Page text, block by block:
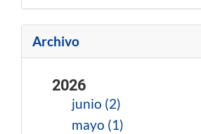
Archivo
2026
junio (2)
mayo (1)